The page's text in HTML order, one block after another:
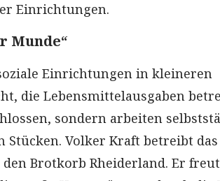
Einrichtungen.
Munde“
Einrichtungen in kleineren
die Lebensmittelausgaben
sondern arbeiten
Stücken. Volker Kraft betreibt das
Brotkorb Rheiderland. Er